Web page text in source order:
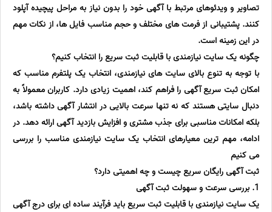
تصاویر و ویدئوهای مرتبط با آگهی خود را بدون نیاز به مراحل پیچیده آپلود
کنند. پشتیبانی از فرمت های مختلف و حجم مناسب فایل ها، از نکات مهم
در این زمینه است.
چگونه یک سایت نیازمندی با قابلیت ثبت سریع را انتخاب کنیم؟
با توجه به تنوع بالای سایت های نیازمندی، انتخاب یک پلتفرم مناسب که
امکان ثبت سریع آگهی را فراهم کند، اهمیت زیادی دارد. کاربران معمولاً به
دنبال سایتی هستند که نه تنها سرعت بالایی در انتشار آگهی داشته باشد،
بلکه امکانات مناسبی برای جذب مشتری و افزایش بازدید آگهی ارائه دهد. در
ادامه، مهم ترین معیارهای انتخاب یک سایت نیازمندی مناسب را بررسی
می کنیم
ثبت آگهی رایگان سریع چیست و چه اهمیتی دارد؟
1. بررسی سرعت و سهولت ثبت آگهی
یک سایت نیازمندی با قابلیت ثبت سریع باید فرآیند ساده ای برای درج آگهی